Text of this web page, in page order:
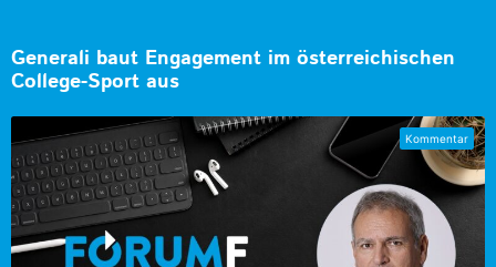
Generali baut Engagement im österreichischen
College-Sport aus